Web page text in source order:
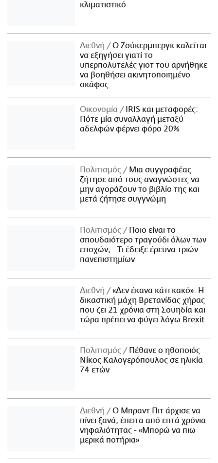
κλιματιστικό
Διεθνή
Ο Ζούκερμπεργκ καλείται
να εξηγήσει γιατί το
υπερπολυτελές γιοτ του αρνήθηκε
να βοηθήσει ακινητοποιημένο
σκάφος
Οικονομία
IRIS και μεταφορές:
Πότε μία συναλλαγή μεταξύ
αδελφών φέρνει φόρο 20%
Πολιτισμός
Μια συγγραφέας
ζήτησε από τους αναγνώστες να
μην αγοράζουν το βιβλίο της και
μετά ζήτησε συγγνώμη
Πολιτισμός
Ποιο είναι το
σπουδαιότερο τραγούδι όλων των
εποχών; - Τι έδειξε έρευνα τριών
πανεπιστημίων
Διεθνή
«Δεν έκανα κάτι κακό»: Η
δικαστική μάχη Βρετανίδας χήρας
που ζει 21 χρόνια στη Σουηδία και
τώρα πρέπει να φύγει λόγω Brexit
Πολιτισμός
Πέθανε ο ηθοποιός
Νίκος Καλογερόπουλος σε ηλικία
74 ετών
Διεθνή
Ο Μπραντ Πιτ άρχισε να
πίνει ξανά, έπειτα από επτά χρόνια
νηφαλιότητας - «Μπορώ να πιω
μερικά ποτήρια»